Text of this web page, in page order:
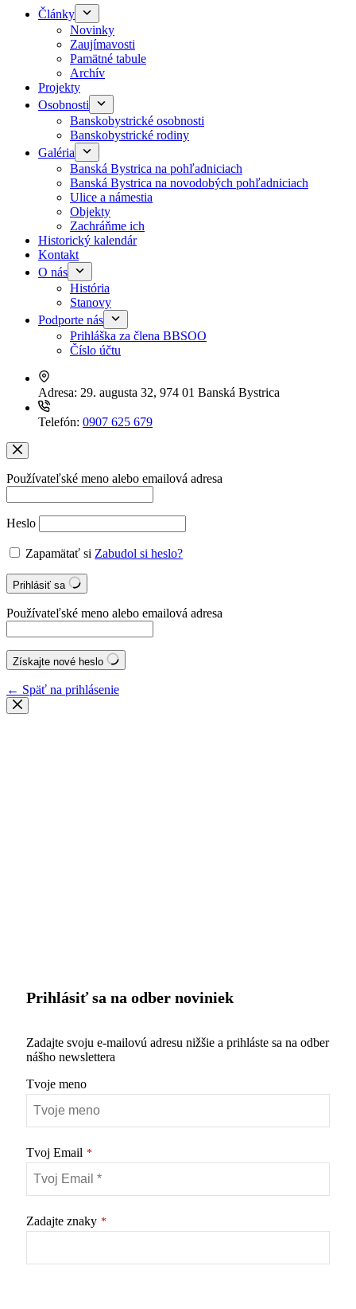
Články
Novinky
Zaujímavosti
Pamätné tabule
Archív
Projekty
Osobnosti
Banskobystrické osobnosti
Banskobystrické rodiny
Galéria
Banská Bystrica na pohľadniciach
Banská Bystrica na novodobých pohľadniciach
Ulice a námestia
Objekty
Zachráňme ich
Historický kalendár
Kontakt
O nás
História
Stanovy
Podporte nás
Prihláška za člena BBSOO
Číslo účtu
Adresa: 29. augusta 32, 974 01 Banská Bystrica
Telefón: 0907 625 679
Používateľské meno alebo emailová adresa
Heslo
Zapamätať si Zabudol si heslo?
Prihlásiť sa
Používateľské meno alebo emailová adresa
Získajte nové heslo
← Späť na prihlásenie
Prihlásiť sa na odber noviniek
Zadajte svoju e-mailovú adresu nižšie a prihláste sa na odber
nášho newslettera
Tvoje meno
Tvoj Email *
Zadajte znaky *